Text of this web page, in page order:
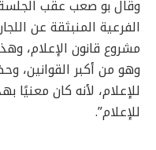
وقال بو صعب عقب الجلسة:
الفرعية المنبثقة عن
وهو من أكبر القوانين،
للإعلام، لأنه كان معنيًا
للإعلام”.